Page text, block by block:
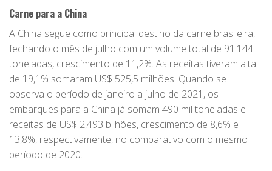
Carne para a China
A China segue como principal destino da carne brasileira,
fechando o mês de julho com um volume total de 91.144
toneladas, crescimento de 11,2%. As receitas tiveram alta
de 19,1% somaram US$ 525,5 milhões. Quando se
observa o período de janeiro a julho de 2021, os
embarques para a China já somam 490 mil toneladas e
receitas de US$ 2,493 bilhões, crescimento de 8,6% e
13,8%, respectivamente, no comparativo com o mesmo
período de 2020.